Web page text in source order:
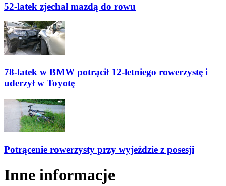
52-latek zjechał mazdą do rowu
78-latek w BMW potrącił 12-letniego rowerzystę i
uderzył w Toyotę
Potrącenie rowerzysty przy wyjeździe z posesji
Inne informacje